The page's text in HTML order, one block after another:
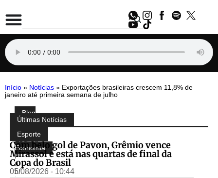
Início » Notícias » Exportações brasileiras crescem 11,8% de
janeiro até primeira semana de julho
Compartilhe:
Blog
do
Almir
Freitas,
Economia
P
u
bl
Últimas Notícias
Esporte
Com belo gol de Pavon, Grêmio vence
Mirassol e está nas quartas de final da
Copa do Brasil
05/08/2026 - 10:44